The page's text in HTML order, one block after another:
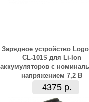
Зарядное устройство
CL-101S для Li-Ion
аккумуляторов с
напряжением 7,2 В
4375 р.